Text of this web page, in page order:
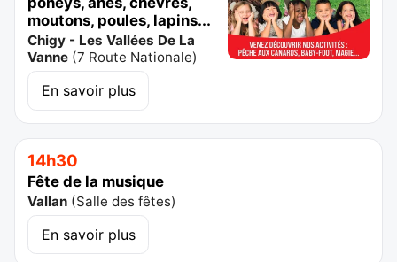
moutons, poules, lapins...
Chigy - Les Vallées De La
Vanne (7 Route Nationale)
En savoir plus
14h30
Fête de la musique
Vallan (Salle des fêtes)
En savoir plus